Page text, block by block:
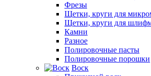
Фрезы
Щетки, круги для
Щетки, круги для
Камни
Разное
Полировочные пасты
Полировочные порошки
Воск